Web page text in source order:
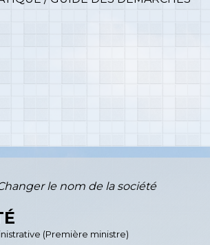
le nom de la société
(Première ministre)